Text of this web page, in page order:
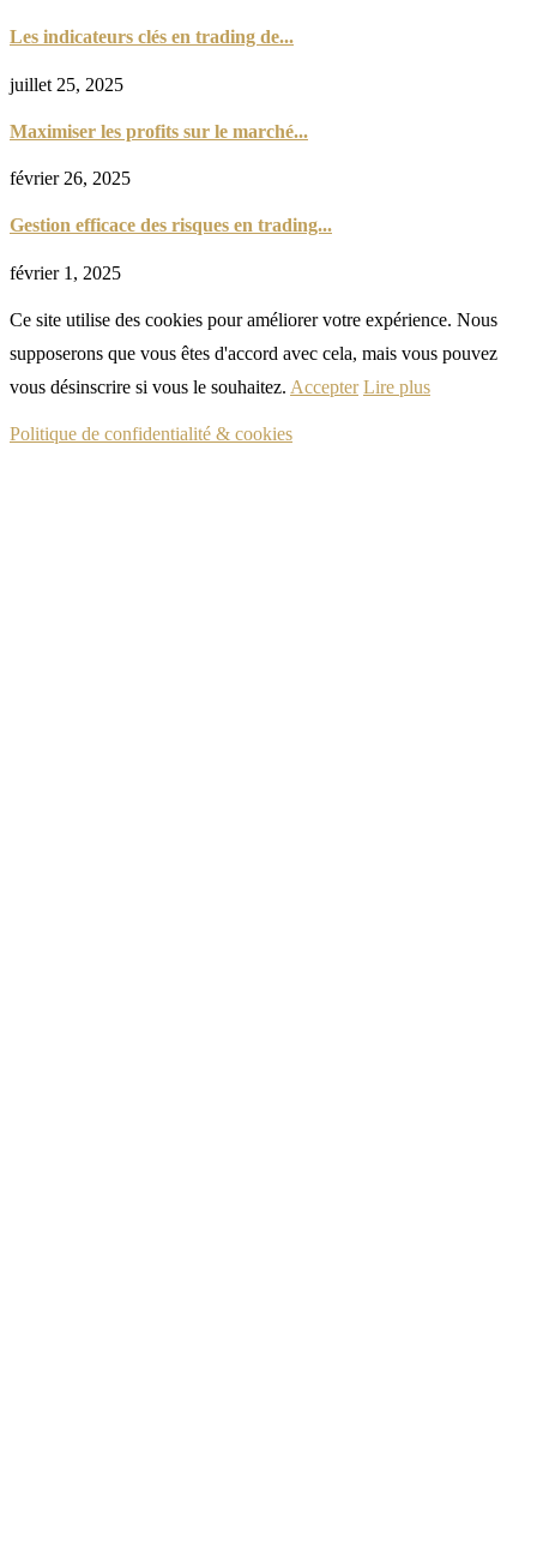
Les indicateurs clés en trading de...
juillet 25, 2025
Maximiser les profits sur le marché...
février 26, 2025
Gestion efficace des risques en trading...
février 1, 2025
Ce site utilise des cookies pour améliorer votre expérience. Nous
supposerons que vous êtes d'accord avec cela, mais vous pouvez
vous désinscrire si vous le souhaitez. Accepter Lire plus
Politique de confidentialité & cookies